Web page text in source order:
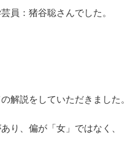
員：猪谷聡さんでした。
解説をしていただきました。
り、偏が「女」ではなく、